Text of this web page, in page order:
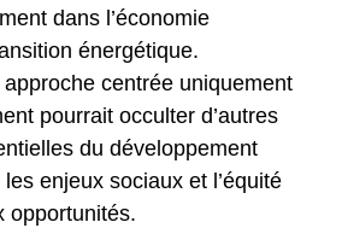
dans l’économie
énergétique.
centrée uniquement
pourrait occulter d’autres
du développement
enjeux sociaux et l’équité
opportunités.